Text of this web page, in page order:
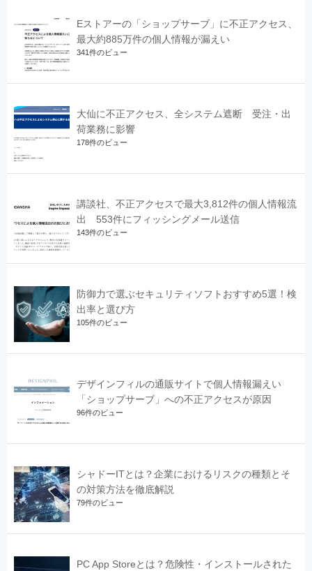
Eストアーの「ショップサーブ」に不正アクセス、
最大約885万件の個人情報が漏えい
341件のビュー
大仙に不正アクセス、全システム遮断 受注・出
荷業務に影響
178件のビュー
講談社、不正アクセスで最大3,812件の個人情報流
出 553件にフィッシングメール送信
143件のビュー
防御力で選ぶセキュリティソフトおすすめ5選！検
出率と選び方
105件のビュー
デザインフィルの通販サイトで個人情報漏えい
「ショップサーブ」への不正アクセスが原因
96件のビュー
シャドーITとは？企業におけるリスクの種類とそ
の対策方法を徹底解説
79件のビュー
PC App Storeとは？危険性・インストールされた